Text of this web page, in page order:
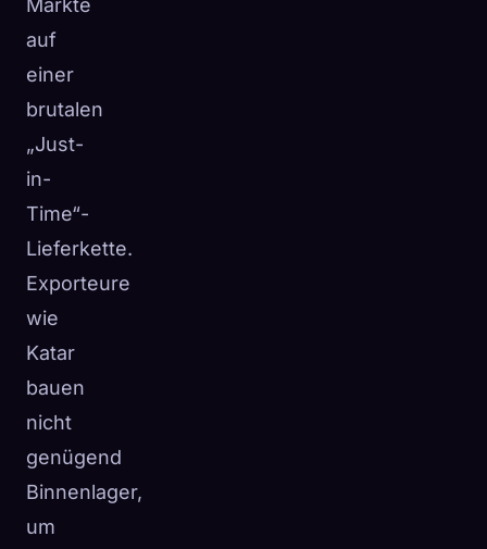
Märkte
auf
einer
brutalen
„Just-
in-
Time“-
Lieferkette.
Exporteure
wie
Katar
bauen
nicht
genügend
Binnenlager,
um